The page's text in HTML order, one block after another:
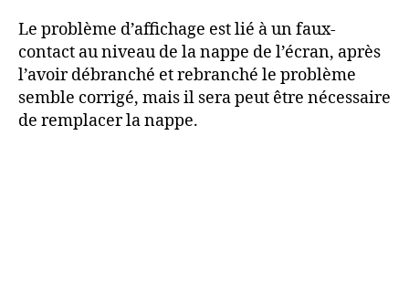
Le problème d’affichage est lié à un faux-
contact au niveau de la nappe de l’écran, après
l’avoir débranché et rebranché le problème
semble corrigé, mais il sera peut être nécessaire
de remplacer la nappe.